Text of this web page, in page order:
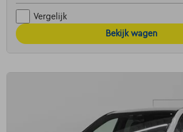
Vergelijk
Bekijk wagen